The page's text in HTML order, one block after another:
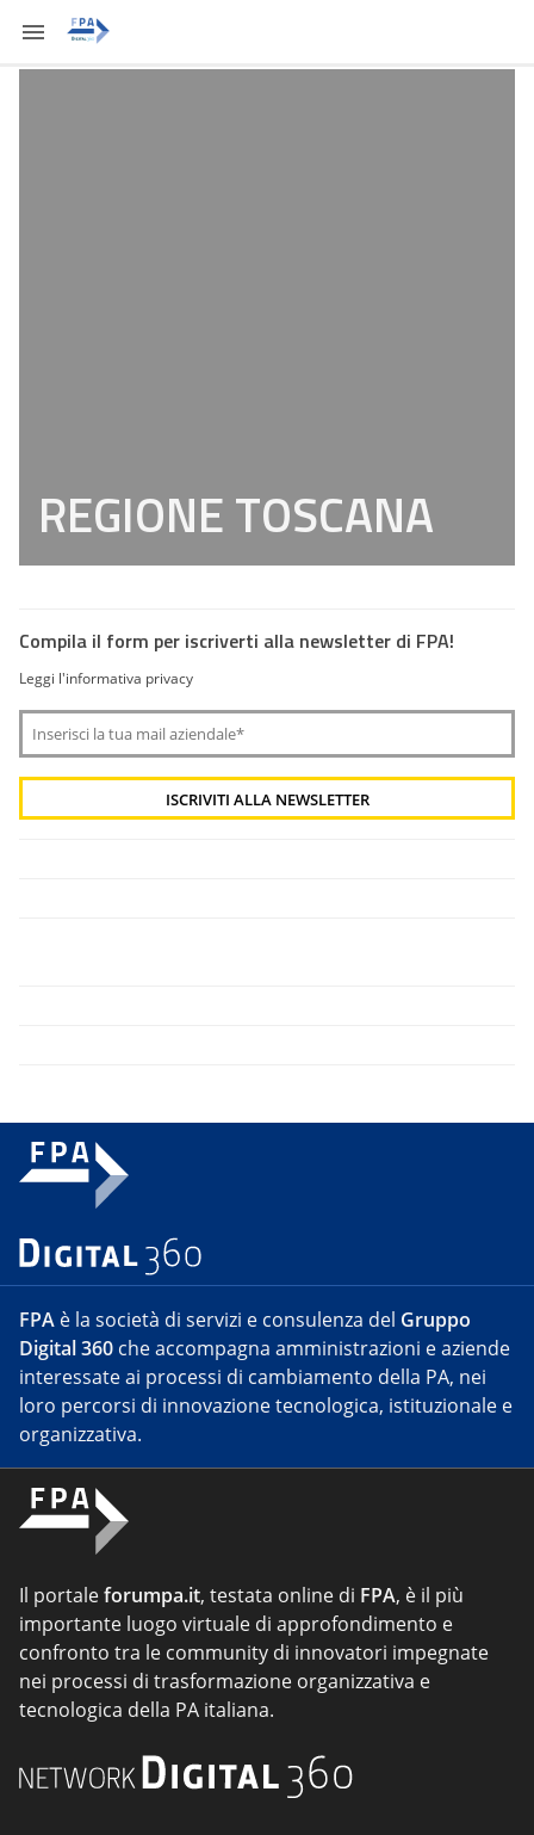
REGIONE TOSCANA
Compila il form per iscriverti alla newsletter di FPA!
Leggi l'informativa privacy
FPA è la società di servizi e consulenza del Gruppo
Digital 360 che accompagna amministrazioni e aziende
interessate ai processi di cambiamento della PA, nei
loro percorsi di innovazione tecnologica, istituzionale e
organizzativa.
Il portaleforumpa.it, testata online di FPA, è il più
importante luogo virtuale di approfondimento e
confronto tra le community di innovatori impegnate
nei processi di trasformazione organizzativa e
tecnologica della PA italiana.